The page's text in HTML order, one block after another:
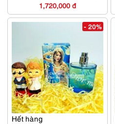
1,720,000 đ
Hết hàng
- 20%